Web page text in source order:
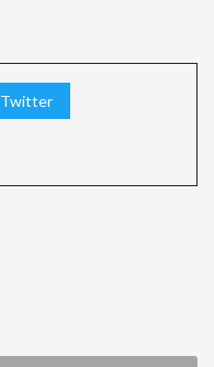
Twitter